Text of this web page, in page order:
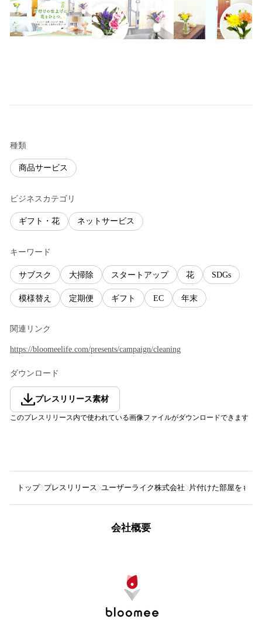
種類
商品サービス
ビジネスカテゴリ
ギフト・花 ネットサービス
キーワード
サブスク 大掃除 スタートアップ 花 SDGs
模様替え 定期便 ギフト EC 年末
関連リンク
https://bloomeelife.com/presents/campaign/cleaning
ダウンロード
プレスリリース素材
このプレスリリース内で使われている画像ファイルがダウンロードできます
トップ プレスリリース ユーザーライク株式会社 片付けた部屋をもっ
会社概要